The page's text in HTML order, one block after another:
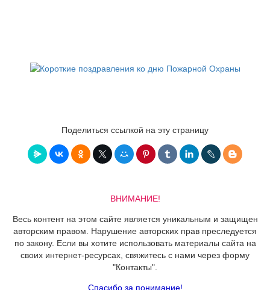
Поделиться ссылкой на эту страницу
ВНИМАНИЕ!
Весь контент на этом сайте является уникальным и защищен
авторским правом. Нарушение авторских прав преследуется
по закону. Если вы хотите использовать материалы сайта на
своих интернет-ресурсах, свяжитесь с нами через форму
"Контакты".
Спасибо за понимание!